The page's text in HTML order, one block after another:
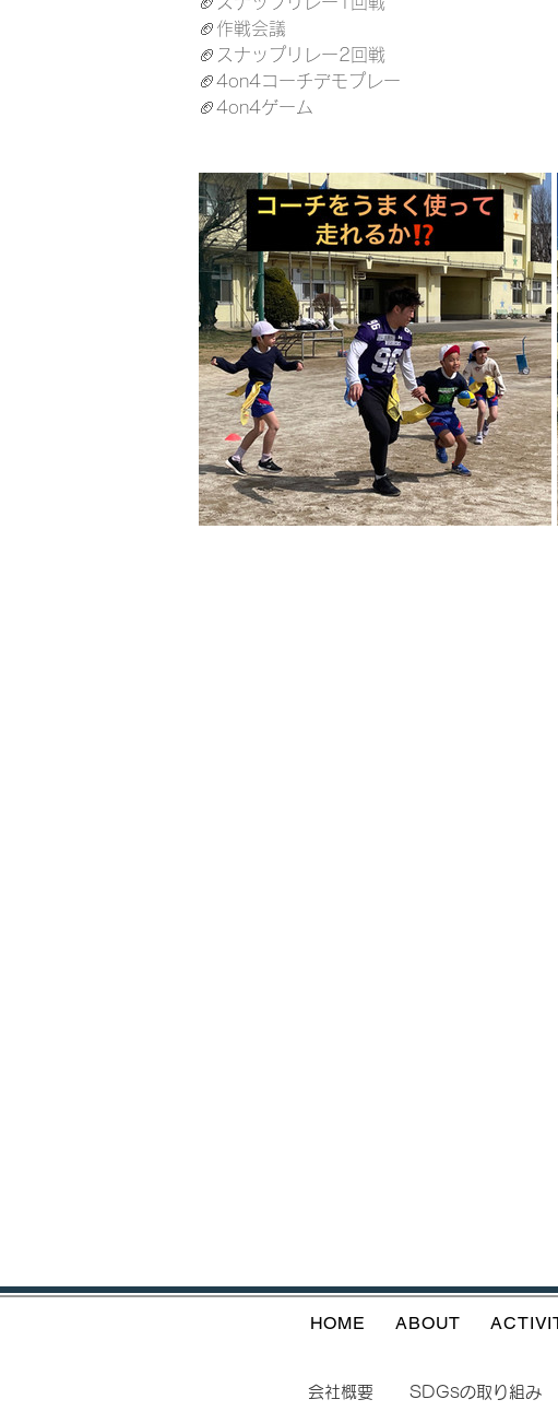
🏈 作戦会議
🏈 スナップリレー2回戦
🏈4on4コーチデモプレー
🏈4on4ゲーム
HOME ABOUT
会社概要 SDGsの取り組み